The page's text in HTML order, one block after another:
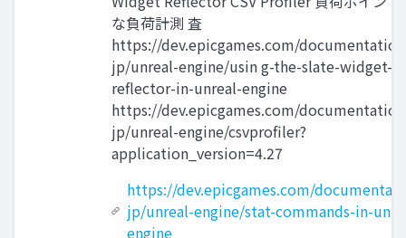
な負荷計測 査
https://dev.epicgames.com/
jp/unreal-engine/usin g-the-slate-widget-
reflector-in-unreal-engine
https://dev.epicgames.com/
jp/unreal-engine/csvprofiler?
application_version=4.27
https://dev.epicgames.com/
jp/unreal-engine/stat-commands-in-
engine